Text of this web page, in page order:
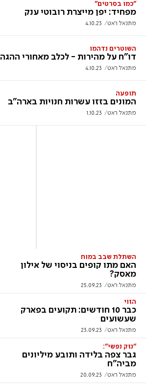
"כמו בסרטים"
מפחיד: יפן מייצרת רובוטי ענק
מתנאל ראט 4.10.23
השוטרים נדהמו
דו"ח על מהירות - לכלב מאחורי ההגה
מתנאל ראט 4.10.23
תופעה
המונים בזזו עשרות חנויות בארה"ב
מתנאל ראט 1.10.23
השתלת שבב במוח
האם מתו קופים בניסוי של אילון
מאסק?
מתנאל ראט 25.09.23
הזוי
כבר 10 חודשים: תקועים בפארק
שעשועים
מתנאל ראט 23.09.23
"נזק נפשי":
גבר צפה בלידה ותובע מיליונים
מביה"ח
מתנאל ראט 20.09.23